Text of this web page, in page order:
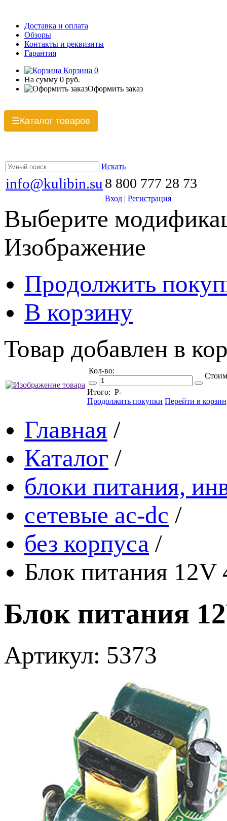
Доставка и оплата
Обзоры
Контакты и реквизиты
Гарантия
Корзина 0
На сумму 0 руб.
Оформить заказ
☰Каталог товаров
Искать
info@kulibin.su 8 800 777 28 73
Вход | Регистрация
Выберите
Изображение
Продолжить
В корзину
Товар добавлен в
Кол-во:
Итого: Р-
Продолжить покупки Перейти в
Главная /
Каталог /
блоки питания,
сетевые ac-dc /
без корпуса /
Блок питания
Блок питания
Артикул: 5373